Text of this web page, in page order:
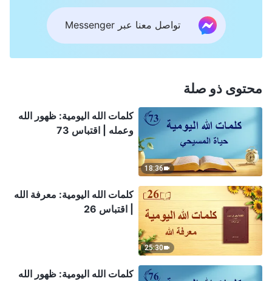
تواصل معنا عبر Messenger
محتوى ذو صلة
18:36
كلمات الله اليومية: ظهور الله
وعمله | اقتباس 73
25:30
كلمات الله اليومية: معرفة الله
| اقتباس 26
كلمات الله اليومية: ظهور الله